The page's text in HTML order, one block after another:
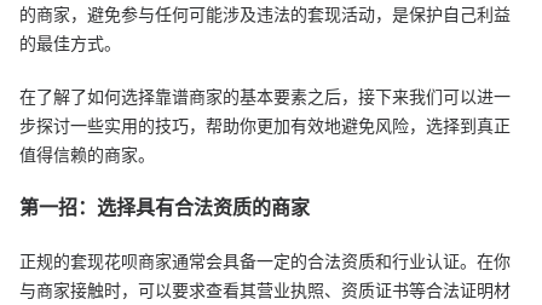
的商家，避免参与任何可能涉及违法的套现活动，是保护自己利益
的最佳方式。
在了解了如何选择靠谱商家的基本要素之后，接下来我们可以进一
步探讨一些实用的技巧，帮助你更加有效地避免风险，选择到真正
值得信赖的商家。
第一招：选择具有合法资质的商家
正规的套现花呗商家通常会具备一定的合法资质和行业认证。在你
与商家接触时，可以要求查看其营业执照、资质证书等合法证明材